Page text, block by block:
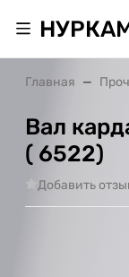
Главная
Вал
( 6522)
Добавить